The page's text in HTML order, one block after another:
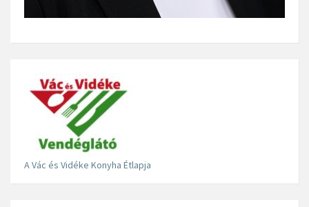
A Vác és Vidéke Konyha Étlapja